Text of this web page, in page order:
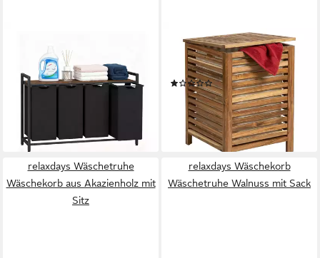
Wäschesortierer
Wäschesammler 4 Fächer mit
Ablage, Vintagebraun
lieferbar - in 2-3 Werktagen bei dir
RELAXDAYS
Wäschetruhe Akazie mit
Deckel & Sack
(1)
54,99 € UVP 89,99 €
-39%
lieferbar - in 2-3 Werktagen bei dir
relaxdays Wäschetruhe
Wäschekorb aus Akazienholz mit
Sitz
relaxdays Wäschekorb
Wäschetruhe Walnuss mit Sack